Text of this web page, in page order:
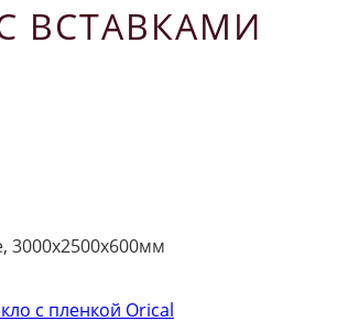
ВСТАВКАМИ
3000х2500х600мм
с пленкой Orical